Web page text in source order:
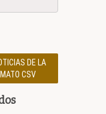
DE LA
CSV